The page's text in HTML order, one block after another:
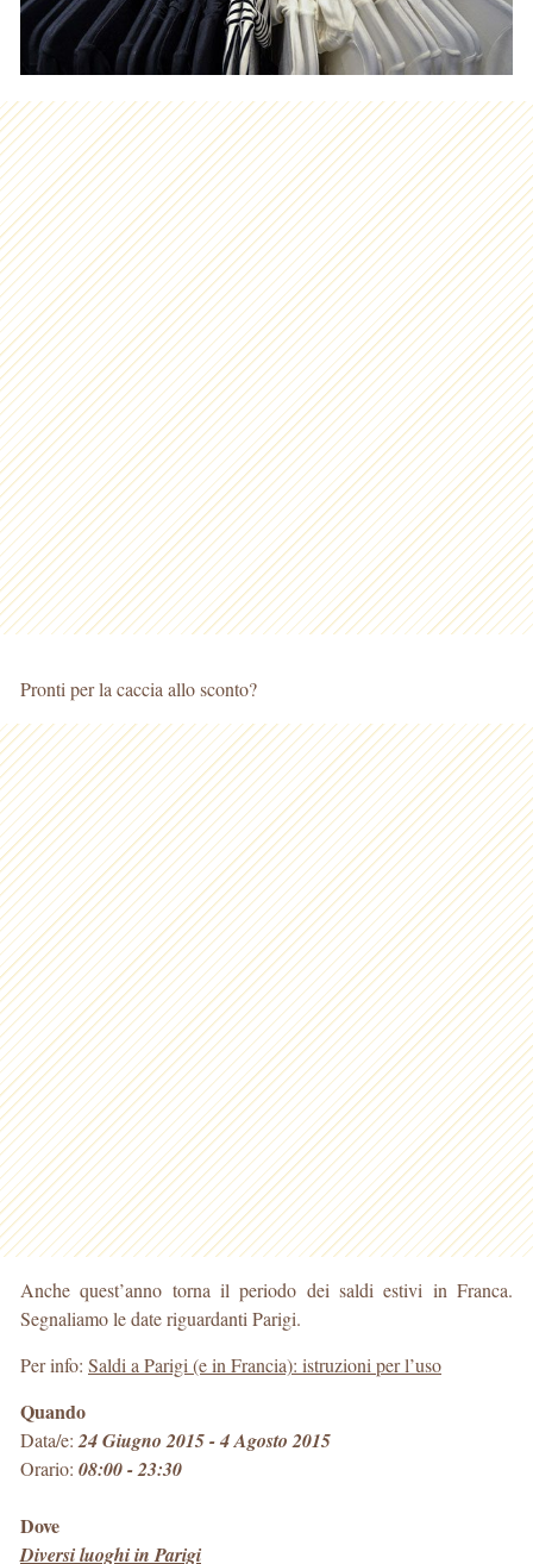
Pronti per la caccia allo sconto?
Anche quest’anno torna il periodo dei saldi estivi in Franca.
Segnaliamo le date riguardanti Parigi.
Per info: Saldi a Parigi (e in Francia): istruzioni per l’uso
Quando
Data/e: 24 Giugno 2015 - 4 Agosto 2015
Orario: 08:00 - 23:30
Dove
Diversi luoghi in Parigi